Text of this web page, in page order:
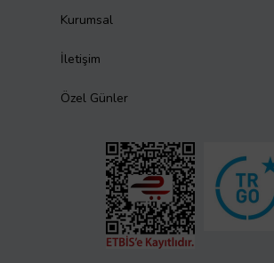
Kurumsal
İletişim
Özel Günler